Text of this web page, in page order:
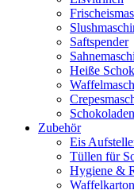
Saftspender
Heiße
Zubehör
Eis
Tüllen für
Hygiene &